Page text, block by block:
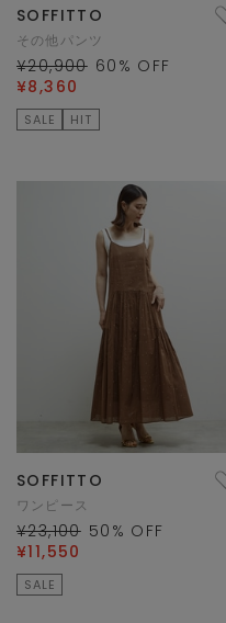
SOFFITTO
その他パンツ
¥20,900 60 % OFF
¥8,360
SALE HIT
SOFFITTO
ワンピース
¥23,100 50 % OFF
¥11,550
SALE